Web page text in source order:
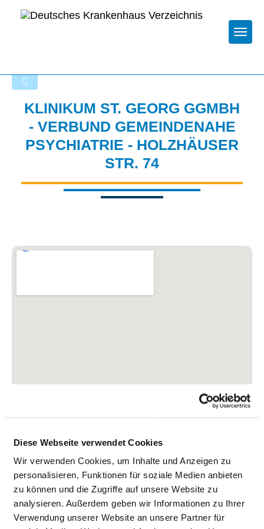
Diese Webseite verwendet Cookies
Wir verwenden Cookies, um Inhalte und Anzeigen zu
personalisieren, Funktionen für soziale Medien anbieten
zu können und die Zugriffe auf unsere Website zu
analysieren. Außerdem geben wir Informationen zu Ihrer
Verwendung unserer Website an unsere Partner für
KLINIKUM ST. GEORG GGMBH
- VERBUND GEMEINDENAHE
PSYCHIATRIE - HOLZHÄUSER
STR. 74
Holzhäuser Str. 74
04299 Leipzig
Tel.:0341-8692060